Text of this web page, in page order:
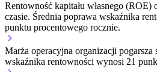
Rentowność kapitału własnego (ROE)
czasie. Średnia poprawa wskaźnika
punktu procentowego rocznie.
Marża operacyjna organizacji pogarsza
wskaźnika rentowności wynosi 21